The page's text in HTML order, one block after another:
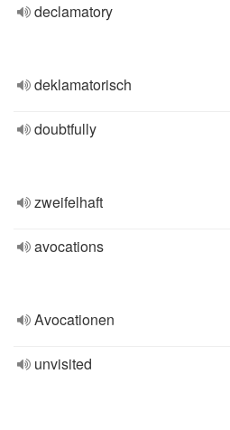
declamatory
deklamatorisch
doubtfully
zweifelhaft
avocations
Avocationen
unvisited